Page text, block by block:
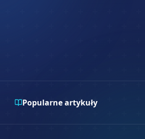
Popularne artykuły